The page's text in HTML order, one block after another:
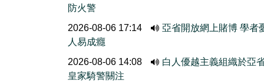
防火警
2026-08-06 17:14
亞省開放網上賭博 學者
人易成癮
2026-08-06 14:08
白人優越主義組織於亞
皇家騎警關注